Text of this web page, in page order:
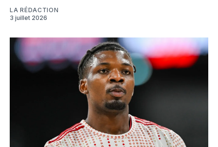
LA RÉDACTION
3 juillet 2026